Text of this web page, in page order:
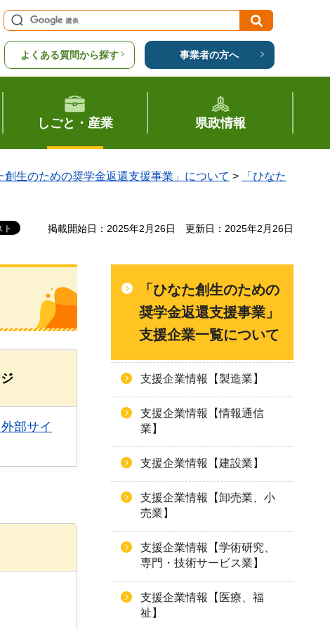
よくある質問から探す 事業者の方へ
しごと・産業 県政情報
創生のための奨学金返還支援事業」について >
「ひなた
掲載開始日：2025年2月26日 更新日：2025年2月26日
部サイ
「ひなた創生のための
奨学金返還支援事業」
支援企業一覧について
支援企業情報【製造業】
支援企業情報【情報通信
業】
支援企業情報【建設業】
支援企業情報【卸売業、小
売業】
支援企業情報【学術研究、
専門・技術サービス業】
支援企業情報【医療、福
祉】